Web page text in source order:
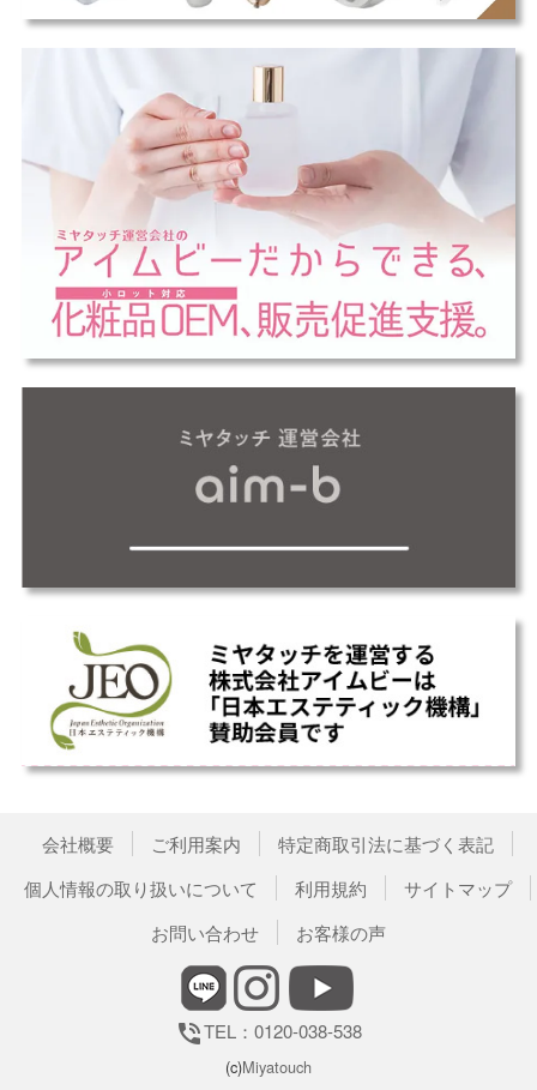
会社概要 ご利用案内
特定商取引法に基づく表記
個人情報の取り扱いについて
利用規約
サイトマップ
お問い合わせ
お客様の声
phone_in_talkTEL：0120-038-538
(c)Miyatouch